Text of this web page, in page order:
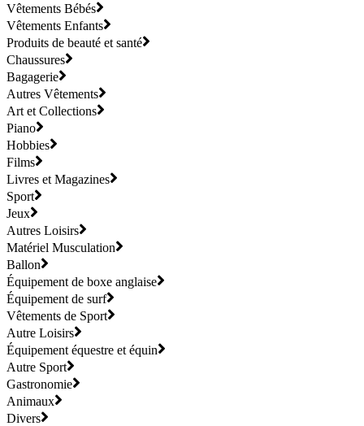
Vêtements Bébés
Vêtements Enfants
Produits de beauté et santé
Chaussures
Bagagerie
Autres Vêtements
Art et Collections
Piano
Hobbies
Films
Livres et Magazines
Sport
Jeux
Autres Loisirs
Matériel Musculation
Ballon
Équipement de boxe anglaise
Équipement de surf
Vêtements de Sport
Autre Loisirs
Équipement équestre et équin
Autre Sport
Gastronomie
Animaux
Divers